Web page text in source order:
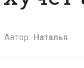
Автор: Наталья